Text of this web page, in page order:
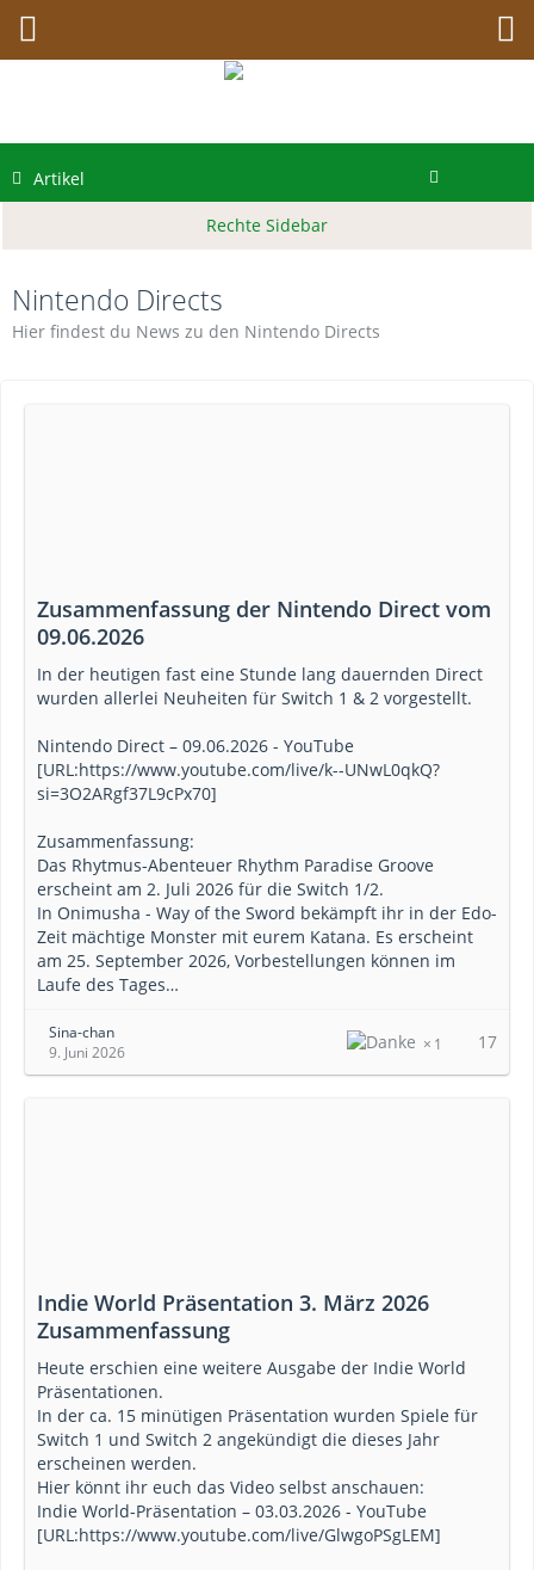
Artikel
Nintendo Directs
Hier findest du News zu den Nintendo Directs
Zusammenfassung der Nintendo Direct vom
09.06.2026
In der heutigen fast eine Stunde lang dauernden Direct
wurden allerlei Neuheiten für Switch 1 & 2 vorgestellt.
Nintendo Direct – 09.06.2026 - YouTube
[URL:https://www.youtube.com/live/k--UNwL0qkQ?
si=3O2ARgf37L9cPx70]
Zusammenfassung:
Das Rhytmus-Abenteuer Rhythm Paradise Groove
erscheint am 2. Juli 2026 für die Switch 1/2.
In Onimusha - Way of the Sword bekämpft ihr in der Edo-
Zeit mächtige Monster mit eurem Katana. Es erscheint
am 25. September 2026, Vorbestellungen können im
Laufe des Tages…
Sina-chan
9. Juni 2026
1 17
Indie World Präsentation 3. März 2026
Zusammenfassung
Heute erschien eine weitere Ausgabe der Indie World
Präsentationen.
In der ca. 15 minütigen Präsentation wurden Spiele für
Switch 1 und Switch 2 angekündigt die dieses Jahr
erscheinen werden.
Hier könnt ihr euch das Video selbst anschauen:
Indie World-Präsentation – 03.03.2026 - YouTube
[URL:https://www.youtube.com/live/GlwgoPSgLEM]